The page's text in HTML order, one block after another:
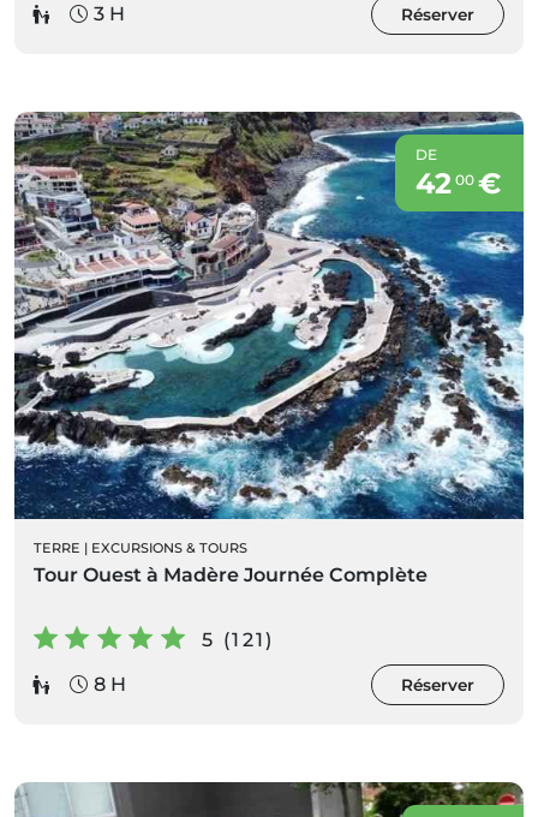
3 H
Réserver
DE
42 00€
TERRE | EXCURSIONS & TOURS
Tour Ouest à Madère Journée Complète
5 (121)
8 H
Réserver